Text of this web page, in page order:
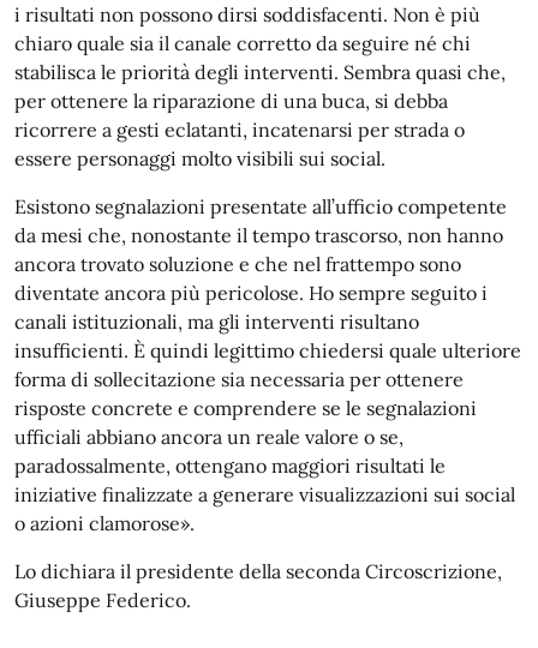
i risultati non possono dirsi soddisfacenti. Non è più
chiaro quale sia il canale corretto da seguire né chi
stabilisca le priorità degli interventi. Sembra quasi che,
per ottenere la riparazione di una buca, si debba
ricorrere a gesti eclatanti, incatenarsi per strada o
essere personaggi molto visibili sui social.
Esistono segnalazioni presentate all’ufficio competente
da mesi che, nonostante il tempo trascorso, non hanno
ancora trovato soluzione e che nel frattempo sono
diventate ancora più pericolose. Ho sempre seguito i
canali istituzionali, ma gli interventi risultano
insufficienti. È quindi legittimo chiedersi quale ulteriore
forma di sollecitazione sia necessaria per ottenere
risposte concrete e comprendere se le segnalazioni
ufficiali abbiano ancora un reale valore o se,
paradossalmente, ottengano maggiori risultati le
iniziative finalizzate a generare visualizzazioni sui social
o azioni clamorose».
Lo dichiara il presidente della seconda Circoscrizione,
Giuseppe Federico.